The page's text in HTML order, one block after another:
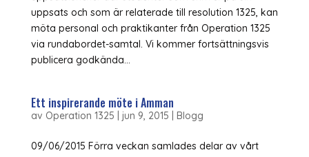
uppsats och som är relaterade till resolution 1325, kan
möta personal och praktikanter från Operation 1325
via rundabordet-samtal. Vi kommer fortsättningsvis
publicera godkända...
Ett inspirerande möte i Amman
av Operation 1325 jun 9, 2015 Blogg
09/06/2015 Förra veckan samlades delar av vårt